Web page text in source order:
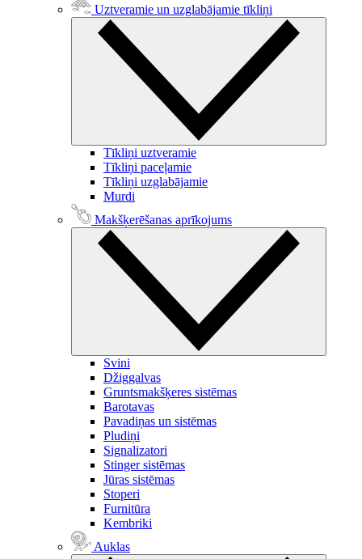
Uztveramie un uzglabājamie tīkliņi
Tīkliņi uztveramie
Tīkliņi paceļamie
Tīkliņi uzglabājamie
Murdi
Makšķerēšanas aprīkojums
Svini
Džiggalvas
Gruntsmakšķeres sistēmas
Barotavas
Pavadiņas un sistēmas
Pludiņi
Signalizatori
Stinger sistēmas
Jūras sistēmas
Stoperi
Furnitūra
Kembriki
Auklas